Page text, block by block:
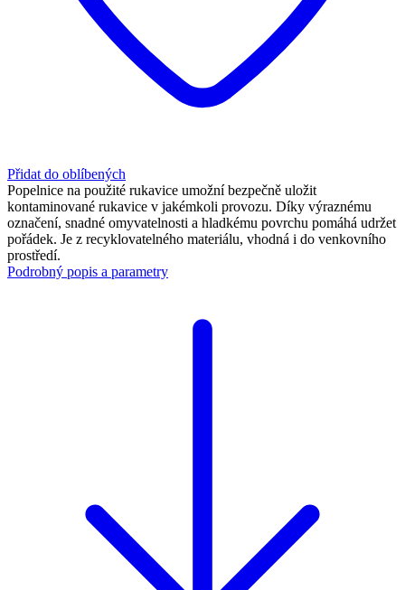
Přidat do oblíbených
Popelnice na použité rukavice umožní bezpečně uložit
kontaminované rukavice v jakémkoli provozu. Díky výraznému
označení, snadné omyvatelnosti a hladkému povrchu pomáhá udržet
pořádek. Je z recyklovatelného materiálu, vhodná i do venkovního
prostředí.
Podrobný popis a parametry